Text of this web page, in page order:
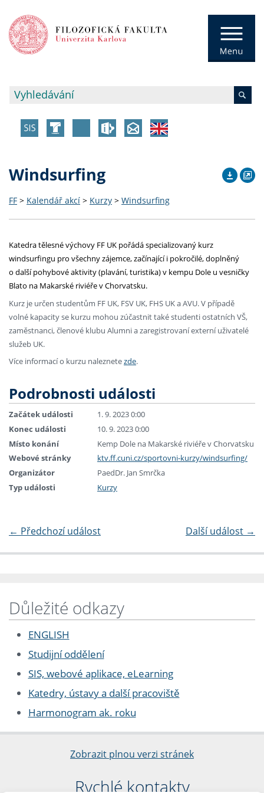
Windsurfing
FF > Kalendář akcí > Kurzy > Windsurfing
Katedra tělesné výchovy FF UK pořádá specializovaný kurz
windsurfingu pro všechny zájemce, začínající i pokročilé, doplněný
o další pohybové aktivity (plavání, turistika) v kempu Dole u vesničky
Blato na Makarské riviéře v Chorvatsku.
Kurz je určen studentům FF UK, FSV UK, FHS UK a AVU. V případě
volné kapacity se kurzu mohou zúčastnit také studenti ostatních VŠ,
zaměstnanci, členové klubu Alumni a zaregistrovaní externí uživatelé
služeb UK.
Více informací o kurzu naleznetezde.
Podrobnosti události
Začátek události
1. 9. 2023 0:00
Konec události
10. 9. 2023 0:00
Místo konání
Kemp Dole na Makarské riviéře v Chorvatsku
Webové stránky
ktv.ff.cuni.cz/sportovni-kurzy/windsurfing/
Organizátor
PaedDr. Jan Smrčka
Typ události
Kurzy
← Předchozí událost Další událost →
Důležité odkazy
ENGLISH
Studijní oddělení
SIS, webové aplikace, eLearning
Katedry, ústavy a další pracoviště
Harmonogram ak. roku
Zobrazit plnou verzi stránek
Rychlé kontakty